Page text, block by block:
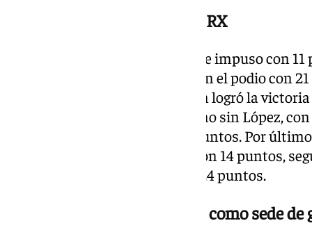
Resultados de la modalidad RX
En RX mixto, RX Hheavy Corp se impuso con
Flamenkines Team completaron el podio con
masculino, El Código BOX Team logró la
posición fue para No es lo mismo sin López,
Titans finalizó tercero con 27 puntos. Por
puesto fue para TFM The Box con 14 puntos,
puntos y Team Cartuchos con 24 puntos.
Málaga refuerza su posición como sede